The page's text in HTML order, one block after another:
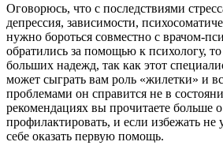
Оговорюсь, что с последствиями
депрессия, зависимости,
нужно бороться совместно с врачом-
обратились за помощью к психологу, то
больших надежд, так как этот
может сыграть вам роль «жилетки» и
проблемами он справится не в
рекомендациях вы прочитаете больше
профилактировать, и если избежать не
себе оказать первую помощь.